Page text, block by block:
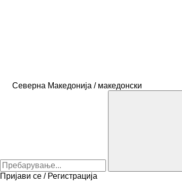
Северна Македонија / македонски
Пријави се / Регистрација